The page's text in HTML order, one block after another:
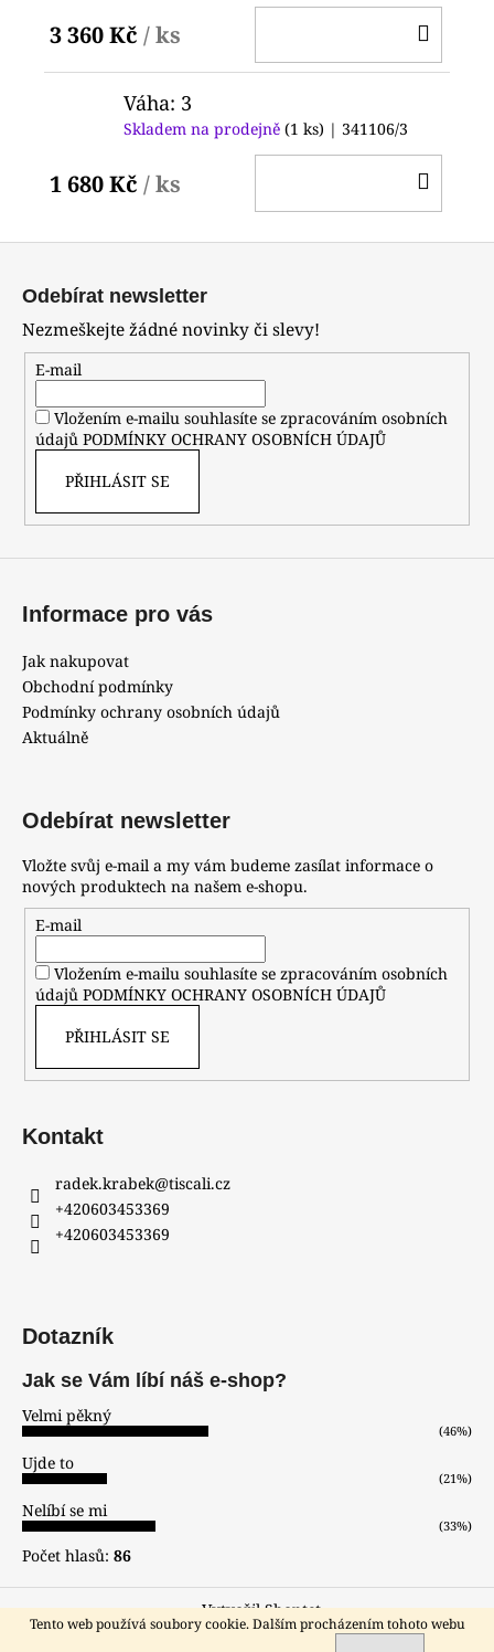
Tento web používá soubory cookie. Dalším procházením tohoto webu
3 360 Kč / ks
Váha: 3
Skladem na prodejně (1 ks) | 341106/3
1 680 Kč / ks
Odebírat newsletter
Nezmeškejte žádné novinky či slevy!
E-mail
Vložením e-mailu souhlasíte se zpracováním osobních
údajů PODMÍNKY OCHRANY OSOBNÍCH ÚDAJŮ
PŘIHLÁSIT SE
Informace pro vás
Jak nakupovat
Obchodní podmínky
Podmínky ochrany osobních údajů
Aktuálně
Odebírat newsletter
Vložte svůj e-mail a my vám budeme zasílat informace o
nových produktech na našem e-shopu.
E-mail
Vložením e-mailu souhlasíte se zpracováním osobních
údajů PODMÍNKY OCHRANY OSOBNÍCH ÚDAJŮ
PŘIHLÁSIT SE
Kontakt
radek.krabek@tiscali.cz
+420603453369
+420603453369
Dotazník
Jak se Vám líbí náš e-shop?
Velmi pěkný
(46%)
Ujde to
(21%)
Nelíbí se mi
(33%)
Počet hlasů: 86
Vytvořil Shoptet